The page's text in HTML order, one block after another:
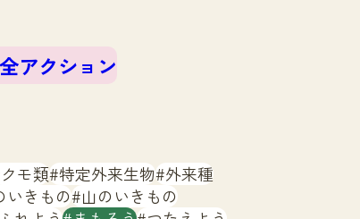
アクション
クモ類 特定外来生物 外来種
いきもの 山のいきもの